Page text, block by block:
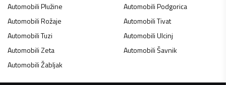
AutomobiliPlužine AutomobiliPodgorica
AutomobiliRožaje AutomobiliTivat
AutomobiliTuzi AutomobiliUlcinj
AutomobiliZeta AutomobiliŠavnik
AutomobiliŽabljak